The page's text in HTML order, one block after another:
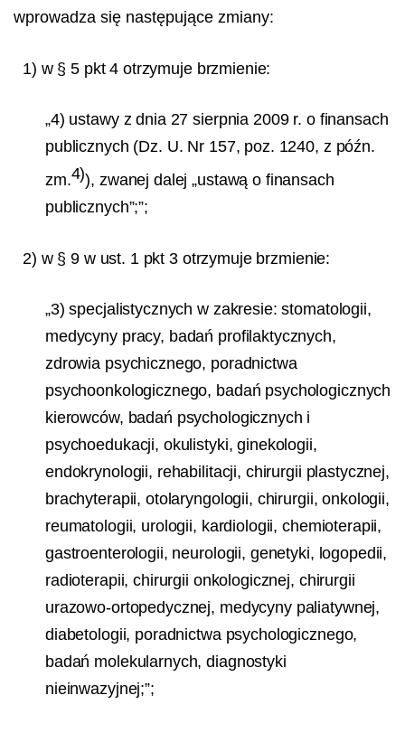
wprowadza się następujące zmiany:
1) w § 5 pkt 4 otrzymuje brzmienie:
„4) ustawy z dnia 27 sierpnia 2009 r. o finansach
publicznych (Dz. U. Nr 157, poz. 1240, z późn.
zm.4)), zwanej dalej „ustawą o finansach
publicznych”;”;
2) w § 9 w ust. 1 pkt 3 otrzymuje brzmienie:
„3) specjalistycznych w zakresie: stomatologii,
medycyny pracy, badań profilaktycznych,
zdrowia psychicznego, poradnictwa
psychoonkologicznego, badań psychologicznych
kierowców, badań psychologicznych i
psychoedukacji, okulistyki, ginekologii,
endokrynologii, rehabilitacji, chirurgii plastycznej,
brachyterapii, otolaryngologii, chirurgii, onkologii,
reumatologii, urologii, kardiologii, chemioterapii,
gastroenterologii, neurologii, genetyki, logopedii,
radioterapii, chirurgii onkologicznej, chirurgii
urazowo-ortopedycznej, medycyny paliatywnej,
diabetologii, poradnictwa psychologicznego,
badań molekularnych, diagnostyki
nieinwazyjnej;”;